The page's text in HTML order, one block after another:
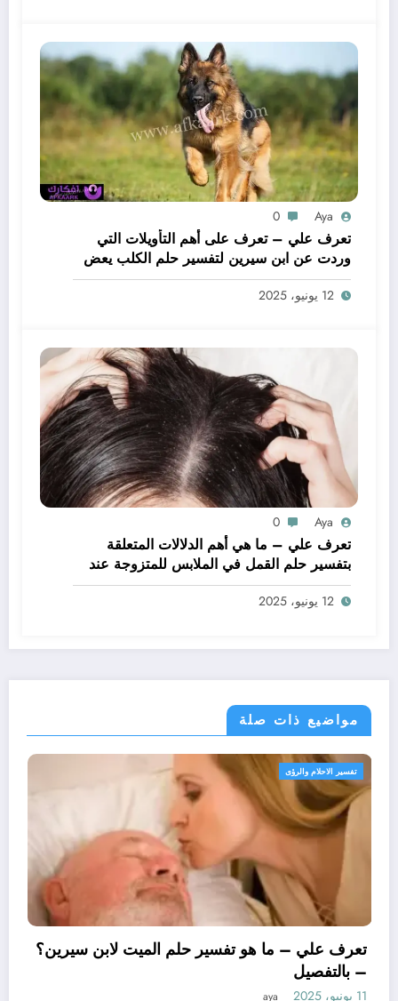
Aya
0
تعرف علي – تعرف على أهم التأويلات التي
وردت عن ابن سيرين لتفسير حلم الكلب يعض
يدي – بالتفصيل
12 يونيو، 2025
Aya
0
تعرف علي – ما هي أهم الدلالات المتعلقة
بتفسير حلم القمل في الملابس للمتزوجة عند
ابن سيرين؟ – بالتفصيل
12 يونيو، 2025
مواضيع ذات صلة
تفسير الاحلام والرؤى
تعرف علي – ما هو